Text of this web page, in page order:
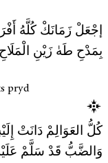
إجْعَلْ زَمَانَكْ كُلَّهُ
بِمَدْحِ طَهٰ زَيْنِ الْمَلَاحِ
pryd
كُلُّ العَوَالِمْ دَانَتْ
وَالضَّبُّ قَدْ سَلَّمْ